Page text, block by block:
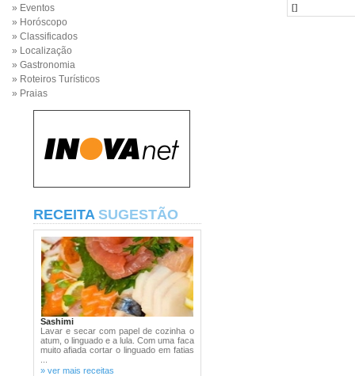
» Eventos
» Horóscopo
» Classificados
» Localização
» Gastronomia
» Roteiros Turísticos
» Praias
RECEITA SUGESTÃO
Sashimi
Lavar e secar com papel de cozinha o
atum, o linguado e a lula. Com uma faca
muito afiada cortar o linguado em fatias
» ver mais receitas
[]